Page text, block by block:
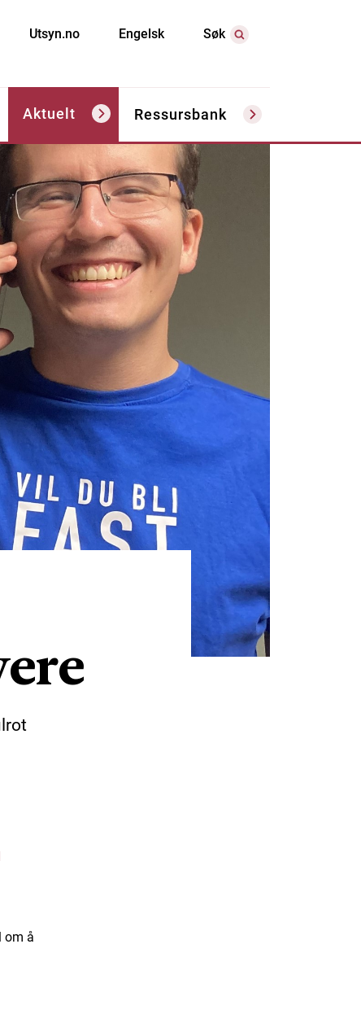
Utsyn.no Engelsk Søk
Aktuelt Ressursbank
om å